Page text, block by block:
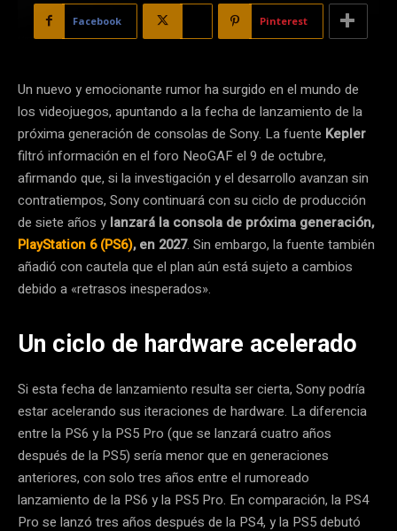
Facebook Pinterest
Un nuevo y emocionante rumor ha surgido en el mundo de
los videojuegos, apuntando a la fecha de lanzamiento de la
próxima generación de consolas de Sony. La fuente Kepler
filtró información en el foro NeoGAF el 9 de octubre,
afirmando que, si la investigación y el desarrollo avanzan sin
contratiempos, Sony continuará con su ciclo de producción
de siete años y lanzará la consola de próxima generación,
PlayStation 6 (PS6), en 2027. Sin embargo, la fuente también
añadió con cautela que el plan aún está sujeto a cambios
debido a «retrasos inesperados».
Un ciclo de hardware acelerado
Si esta fecha de lanzamiento resulta ser cierta, Sony podría
estar acelerando sus iteraciones de hardware. La diferencia
entre la PS6 y la PS5 Pro (que se lanzará cuatro años
después de la PS5) sería menor que en generaciones
anteriores, con solo tres años entre el rumoreado
lanzamiento de la PS6 y la PS5 Pro. En comparación, la PS4
Pro se lanzó tres años después de la PS4, y la PS5 debutó